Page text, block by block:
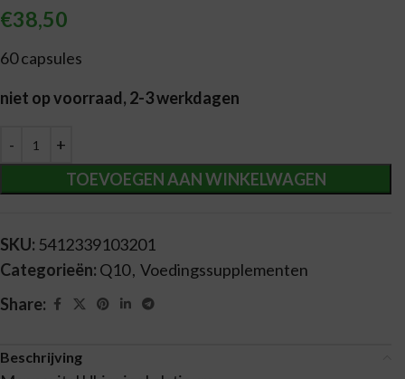
€38,50
60 capsules
niet op voorraad, 2-3 werkdagen
TOEVOEGEN AAN WINKELWAGEN
Alternative:
SKU: 5412339103201
Categorieën: Q10, Voedingssupplementen
Share:
Beschrijving